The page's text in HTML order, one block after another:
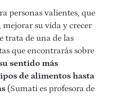
personas valientes, que
mejorar su vida y crecer
trata de una de las
que encontrarás sobre
sentido más
de alimentos hasta
(Sumati es profesora de